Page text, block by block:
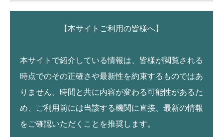
【本サイトご利用の皆様へ】
本サイトで紹介している情報は、皆様が閲覧される
時点でのその正確さや最新性を約束するものではあ
りません。時間と共に内容が変わる可能性があるた
め、ご利用前には当該する機関に直接、最新の情報
をご確認いただくことを推奨します。